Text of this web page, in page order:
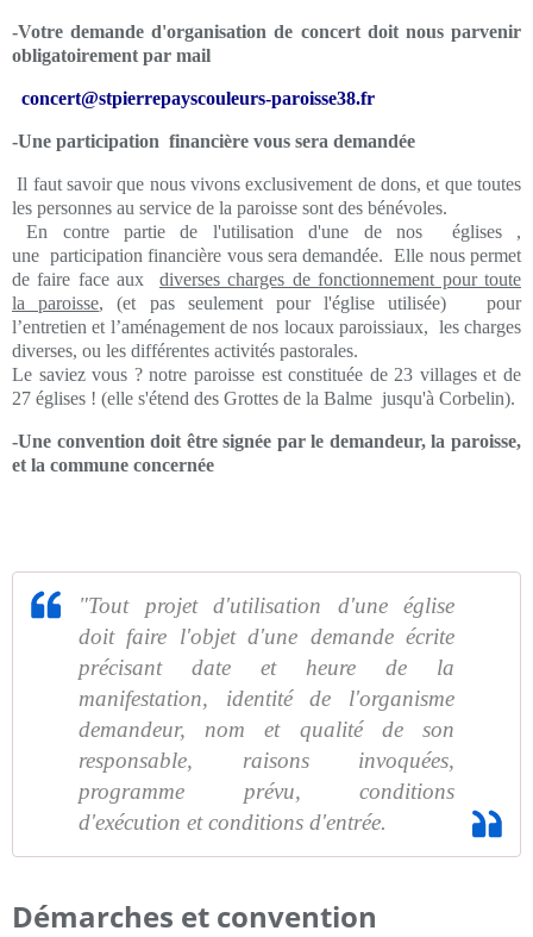
-Votre demande d'organisation de concert doit nous parvenir
obligatoirement par mail
concert@stpierrepayscouleurs-paroisse38.fr
-Une participation financière vous sera demandée
Il faut savoir que nous vivons exclusivement de dons, et que toutes
les personnes au service de la paroisse sont des bénévoles.
En contre partie de l'utilisation d'une de nos églises ,
une participation financière vous sera demandée. Elle nous permet
de faire face aux diverses charges de fonctionnement pour toute
la paroisse, (et pas seulement pour l'église utilisée) pour
l’entretien et l’aménagement de nos locaux paroissiaux, les charges
diverses, ou les différentes activités pastorales.
Le saviez vous ? notre paroisse est constituée de 23 villages et de
27 églises ! (elle s'étend des Grottes de la Balme jusqu'à Corbelin).
-Une convention doit être signée par le demandeur, la paroisse,
et la commune concernée
"Tout projet d'utilisation d'une église
doit faire l'objet d'une demande écrite
précisant date et heure de la
manifestation, identité de l'organisme
demandeur, nom et qualité de son
responsable, raisons invoquées,
programme prévu, conditions
d'exécution et conditions d'entrée.
Démarches et convention